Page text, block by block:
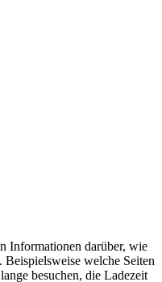
Informationen darüber, wie
Beispielsweise welche Seiten
besuchen, die Ladezeit